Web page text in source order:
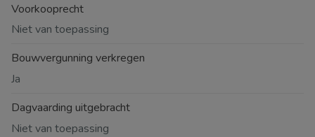
Voorkooprecht
Niet van toepassing
Bouwvergunning verkregen
Ja
Dagvaarding uitgebracht
Niet van toepassing